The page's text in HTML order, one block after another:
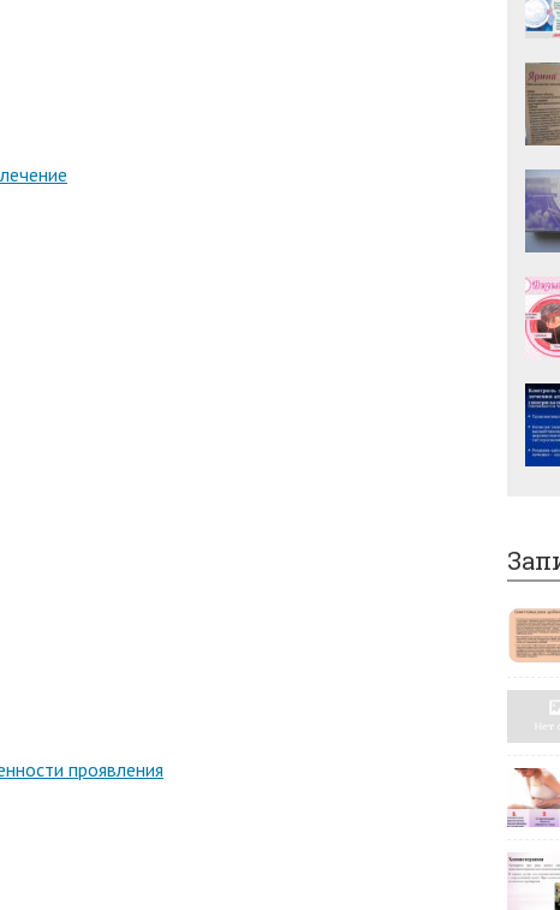
проявления